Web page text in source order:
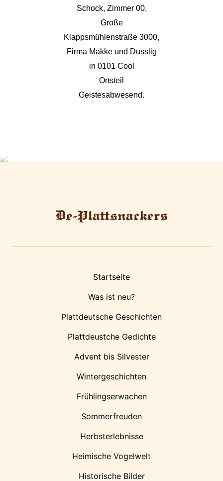
Schock, Zimmer 00,
Große
Klappsmühlenstraße 3000,
Firma Makke und Dusslig
in 0101 Cool
Ortsteil
Geistesabwesend.
Startseite
Was ist neu?
Plattdeutsche Geschichten
Plattdeustche Gedichte
Advent bis Silvester
Wintergeschichten
Frühlingserwachen
Sommerfreuden
Herbsterlebnisse
Heimische Vogelwelt
Historische Bilder